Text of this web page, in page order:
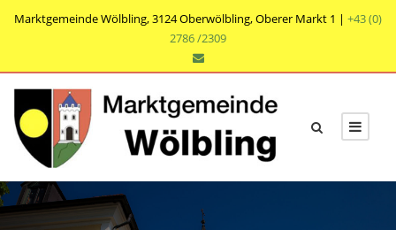
Marktgemeinde Wölbling, 3124 Oberwölbling, Oberer Markt 1 | +43 (0)
2786 /2309